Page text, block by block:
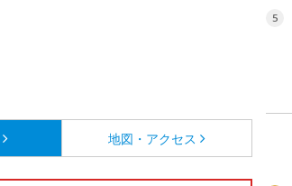
地図・アクセス
5